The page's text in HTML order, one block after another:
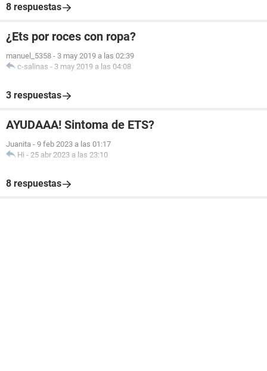
8 respuestas
¿Ets por roces con ropa?
manuel_5358 - 3 may 2019 a las 02:39
c-salinas - 3 may 2019 a las 04:08
3 respuestas
AYUDAAA! Sintoma de ETS?
Juanita - 9 feb 2023 a las 01:17
Hi - 25 abr 2023 a las 23:10
8 respuestas